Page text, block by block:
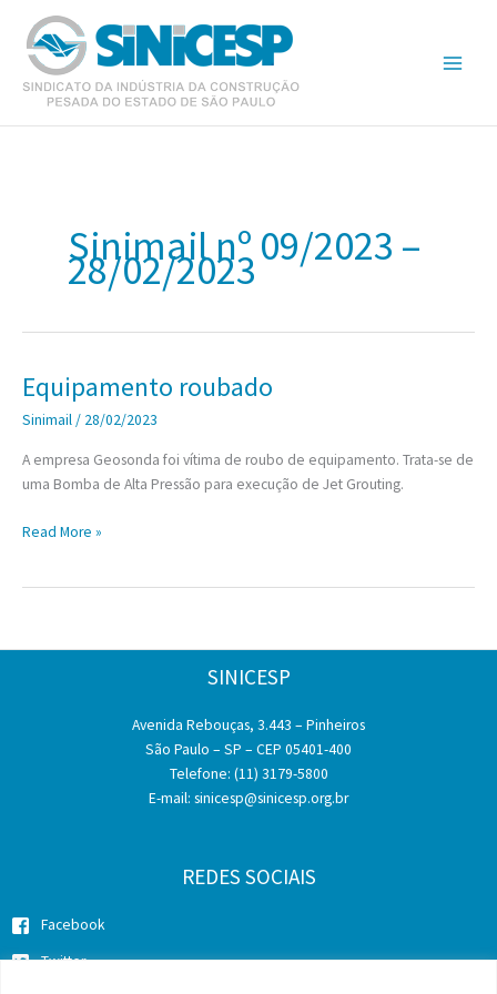
para
conteúdo
Sinimail nº 09/2023 –
28/02/2023
Equipamento roubado
Sinimail/ 28/02/2023
A empresa Geosonda foi vítima de roubo de equipamento. Trata-se de
uma Bomba de Alta Pressão para execução de Jet Grouting.
Equipamento
Read More »
SINICESP
Avenida Rebouças, 3.443 – Pinheiros
São Paulo – SP – CEP 05401-400
Telefone: (11) 3179-5800
E-mail: sinicesp@sinicesp.org.br
REDES SOCIAIS
Facebook
Twitter